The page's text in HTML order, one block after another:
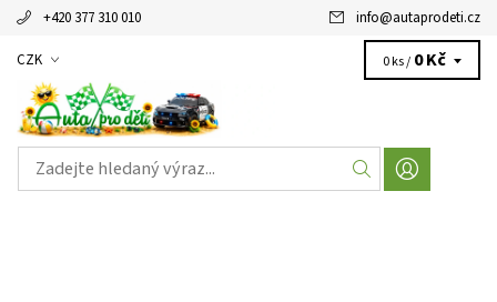
+420 377 310 010 info@autaprodeti.cz
CZK 0 ks / 0 Kč